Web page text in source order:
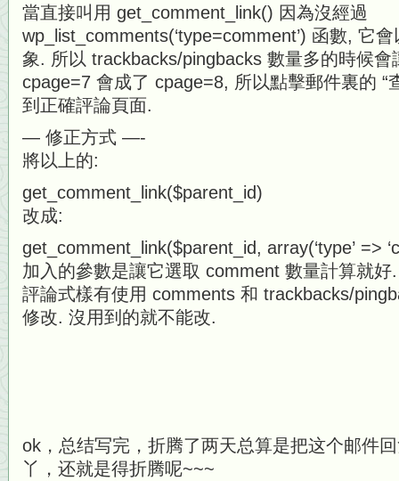
當直接叫用 get_comment_link() 因為沒經過
wp_list_comments(‘type=comment’) 函數, 它
象. 所以 trackbacks/pingbacks 數量多的時候
cpage=7 會成了 cpage=8, 所以點擊郵件裏的 “
到正確評論頁面.
— 修正方式 —-
將以上的:
get_comment_link($parent_id)
改成:
get_comment_link($parent_id, array(‘type’ =>
加入的參數是讓它選取 comment 數量計算就好.
評論式樣有使用 comments 和 trackbacks/
修改. 沒用到的就不能改.
ok，总结写完，折腾了两天总算是把这个邮件
丫，还就是得折腾呢~~~